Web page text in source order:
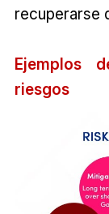
recuperarse
Ejemplos
riesgos